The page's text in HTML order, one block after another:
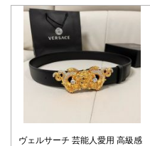
ヴェルサーチ 芸能人愛用 高級感